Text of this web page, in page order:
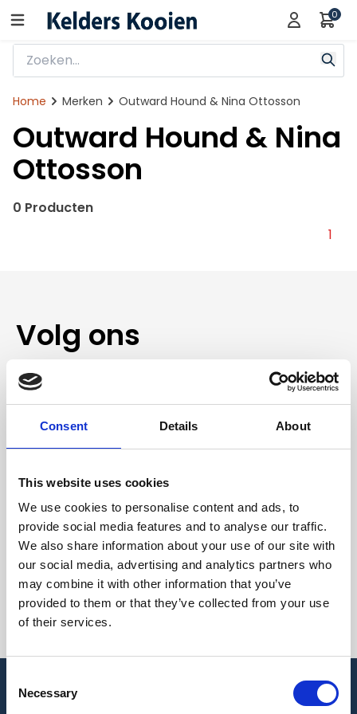
Consent Details About
This website uses cookies
We use cookies to personalise content and ads, to
provide social media features and to analyse our traffic.
We also share information about your use of our site with
our social media, advertising and analytics partners who
may combine it with other information that you’ve
provided to them or that they’ve collected from your use
of their services.
Selection
Necessary
0
Home Merken Outward Hound & Nina Ottosson
Outward Hound & Nina
Ottosson
0 Producten
1
Volg ons
Volg ons voor actuele aanbiedingen, opruiming
en blijf op de hoogte
Contact
Wilt u meer informatie?
Neem contact op